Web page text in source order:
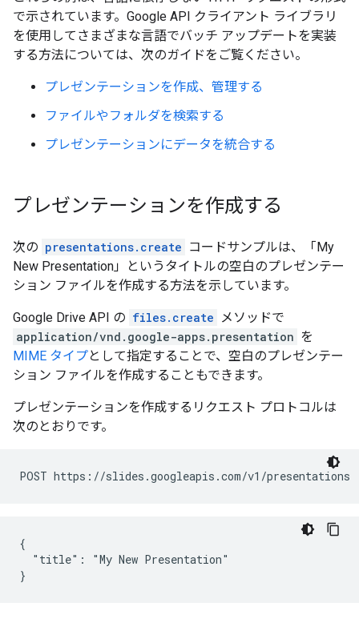
で示されています。Google API クライアント ライブラリ
を使用してさまざまな言語でバッチ アップデートを実装
する方法については、次のガイドをご覧ください。
プレゼンテーションを作成、管理する
ファイルやフォルダを検索する
プレゼンテーションにデータを統合する
プレゼンテーションを作成する
次の presentations.create コードサンプルは、「My
New Presentation」というタイトルの空白のプレゼンテー
ション ファイルを作成する方法を示しています。
Google Drive API の files.create メソッドで
application/vnd.google-apps.presentation を
MIME タイプとして指定することで、空白のプレゼンテー
ション ファイルを作成することもできます。
プレゼンテーションを作成するリクエスト プロトコルは
次のとおりです。
POST https://slides.googleapis.com/v1/presentations
{
  "title": "My New Presentation"
}